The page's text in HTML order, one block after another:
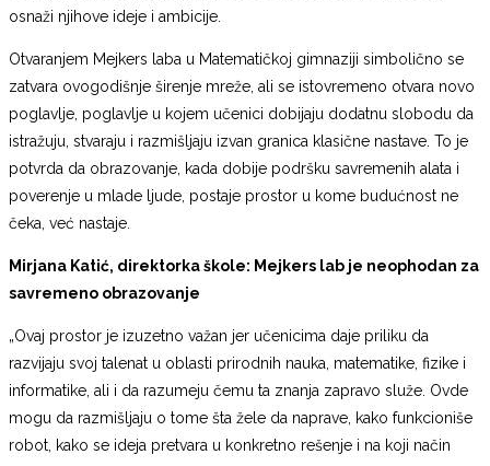
osnaži njihove ideje i ambicije.
Otvaranjem Mejkers laba u Matematičkoj gimnaziji simbolično se
zatvara ovogodišnje širenje mreže, ali se istovremeno otvara novo
poglavlje, poglavlje u kojem učenici dobijaju dodatnu slobodu da
istražuju, stvaraju i razmišljaju izvan granica klasične nastave. To je
potvrda da obrazovanje, kada dobije podršku savremenih alata i
poverenje u mlade ljude, postaje prostor u kome budućnost ne
čeka, već nastaje.
Mirjana Katić, direktorka škole: Mejkers lab je neophodan za
savremeno obrazovanje
„Ovaj prostor je izuzetno važan jer učenicima daje priliku da
razvijaju svoj talenat u oblasti prirodnih nauka, matematike, fizike i
informatike, ali i da razumeju čemu ta znanja zapravo služe. Ovde
mogu da razmišljaju o tome šta žele da naprave, kako funkcioniše
robot, kako se ideja pretvara u konkretno rešenje i na koji način